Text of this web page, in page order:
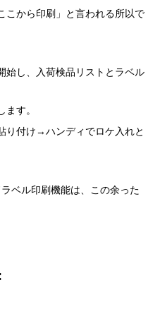
こから印刷」と言われる所以で
始し、入荷検品リストとラベル
す。
り付け→ハンディでロケ入れと
ベル印刷機能は、この余った